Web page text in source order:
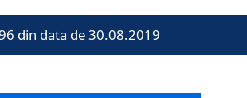
din data de 30.08.2019